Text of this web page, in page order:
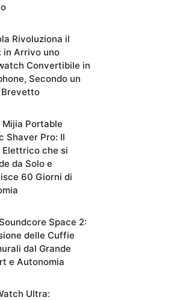
Rivoluziona il
in Arrivo uno
Convertibile in
Secondo un
Brevetto
Mijia Portable
Shaver Pro: Il
Elettrico che si
da Solo e
60 Giorni di
Space 2:
delle Cuffie
dal Grande
e Autonomia
Ultra: